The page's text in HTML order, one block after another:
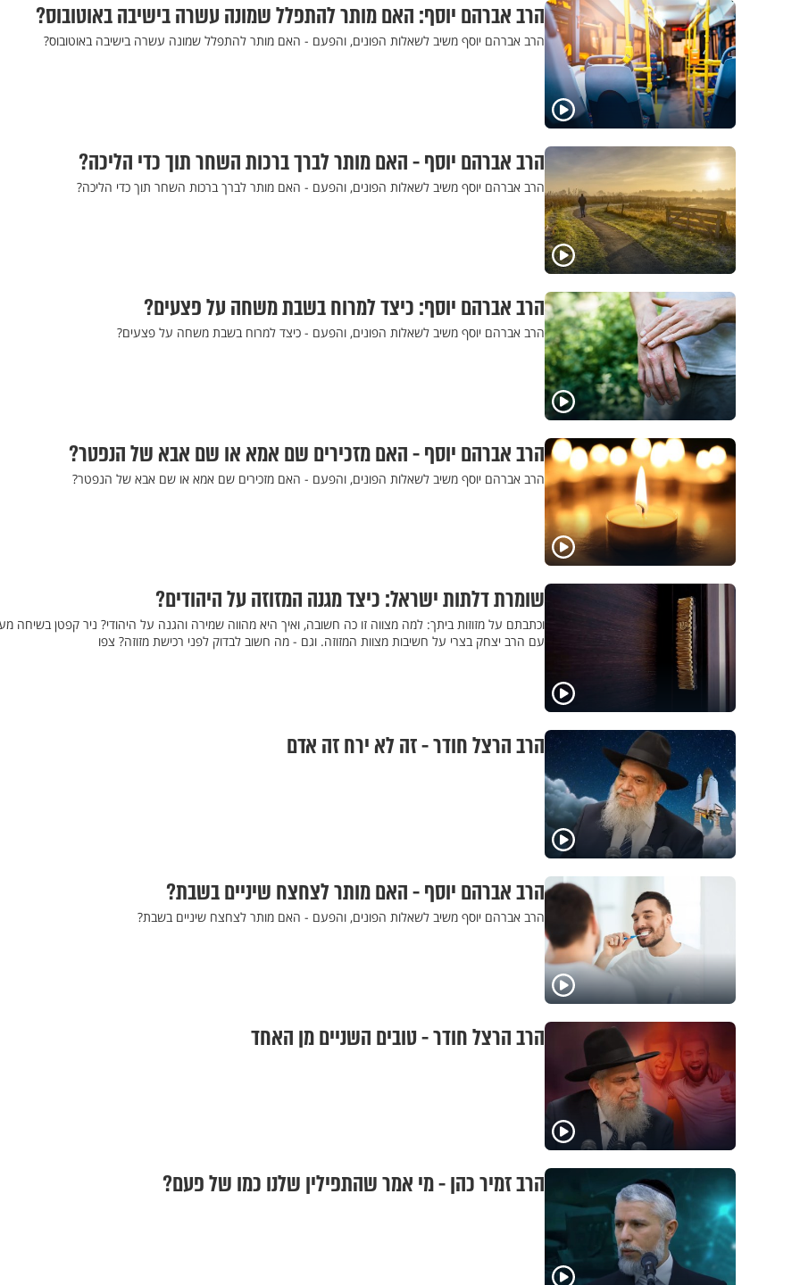
הרב אברהם יוסף: האם מותר להתפלל שמונה עשרה בישיבה באוטובוס?
הרב אברהם יוסף משיב לשאלות הפונים, והפעם - האם מותר להתפלל שמונה עשרה בישיבה באוטובוס?
הרב אברהם יוסף - האם מותר לברך ברכות השחר תוך כדי הליכה?
הרב אברהם יוסף משיב לשאלות הפונים, והפעם - האם מותר לברך ברכות השחר תוך כדי הליכה?
הרב אברהם יוסף: כיצד למרוח בשבת משחה על פצעים?
הרב אברהם יוסף משיב לשאלות הפונים, והפעם - כיצד למרוח בשבת משחה על פצעים?
הרב אברהם יוסף - האם מזכירים שם אמא או שם אבא של הנפטר?
הרב אברהם יוסף משיב לשאלות הפונים, והפעם - האם מזכירים שם אמא או שם אבא של הנפטר?
שומרת דלתות ישראל: כיצד מגנה המזוזה על היהודים?
וכתבתם על מזוזות ביתך: למה מצווה זו כה חשובה, ואיך היא מהווה שמירה והגנה על היהודי? ניר קפטן בשיחה
עם הרב יצחק בצרי על חשיבות מצוות המזוזה. וגם - מה חשוב לבדוק לפני רכישת מזוזה? צפו
הרב הרצל חודר - זה לא ירח זה אדם
הרב אברהם יוסף - האם מותר לצחצח שיניים בשבת?
הרב אברהם יוסף משיב לשאלות הפונים, והפעם - האם מותר לצחצח שיניים בשבת?
הרב הרצל חודר - טובים השניים מן האחד
הרב זמיר כהן - מי אמר שהתפילין שלנו כמו של פעם?